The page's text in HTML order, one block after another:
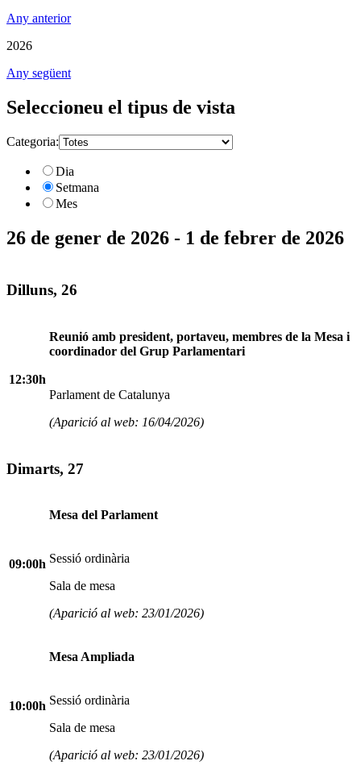
Any anterior
2026
Any següent
Seleccioneu el tipus de vista
Categoria:
Dia
Setmana
Mes
26 de gener de 2026 - 1 de febrer de 2026
Dilluns, 26
12:30h
Reunió amb president, portaveu, membres de la Mesa i
coordinador del Grup Parlamentari
Parlament de Catalunya
(Aparició al web: 16/04/2026)
Dimarts, 27
09:00h
Mesa del Parlament
Sessió ordinària
Sala de mesa
(Aparició al web: 23/01/2026)
10:00h
Mesa Ampliada
Sessió ordinària
Sala de mesa
(Aparició al web: 23/01/2026)